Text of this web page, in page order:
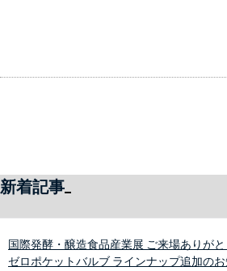
新着記事
国際発酵・醸造食品産業展 ご来場ありがと
ゼロポケットバルブ ラインナップ追加の